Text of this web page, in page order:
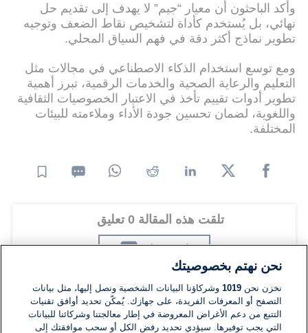
وأكد الباحثون أن معيار “جيم” لا يهدف إلى تقديم حل
نهائي، بل يُستخدم كأداة لتشخيص نقاط الضعف وتوجيه
تطوير نماذج أكثر دقة في فهم السياق المحلي.
ومع توسع استخدام الذكاء الاصطناعي في مجالات مثل
التعليم والرعاية الصحية والخدمات الرقمية، تبرز أهمية
تطوير أدوات تقييم تأخذ في الاعتبار الخصوصيات الثقافية
واللغوية، لضمان تحسين جودة الأداء وملاءمته للبيئات
المختلفة.
تلقت هذه المقالة 0 تعليق
اضف تعليق
تعليقات
نحن نهتم بخصوصيتك
نخزن نحن1019 وشركاؤنا البيانات الشخصية ونصل إليها، مثل بيانات
التصفح أو المعرفات الفريدة، على جهازك. يُمكّن تحديد أوافق تقنيات
التتبع من دعم الأغراض المعروضة في إطار معالجتنا وشركائنا للبيانات
التي يجب توفيرها. سيؤدي تحديد رفض الكل أو سحب موافقتك إلى